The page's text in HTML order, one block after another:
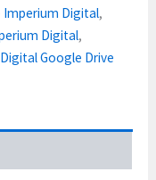
Imperium Digital,
Digital,
Google Drive